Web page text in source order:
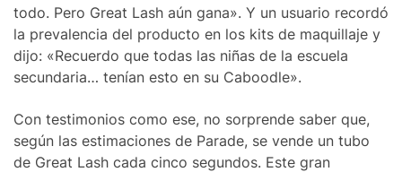
todo. Pero Great Lash aún gana». Y un usuario recordó
la prevalencia del producto en los kits de maquillaje y
dijo: «Recuerdo que todas las niñas de la escuela
secundaria… tenían esto en su Caboodle».
Con testimonios como ese, no sorprende saber que,
según las estimaciones de Parade, se vende un tubo
de Great Lash cada cinco segundos. Este gran